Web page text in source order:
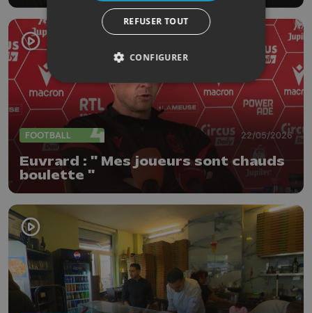
FOOTBALL 22/05/2026
Euvrard : " Mes joueurs sont chauds
boulette "
REFUSER TOUT
CONFIGURER